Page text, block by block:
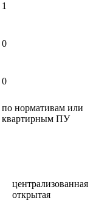
1
0
0
по нормативам или
квартирным ПУ
централизованная
открытая